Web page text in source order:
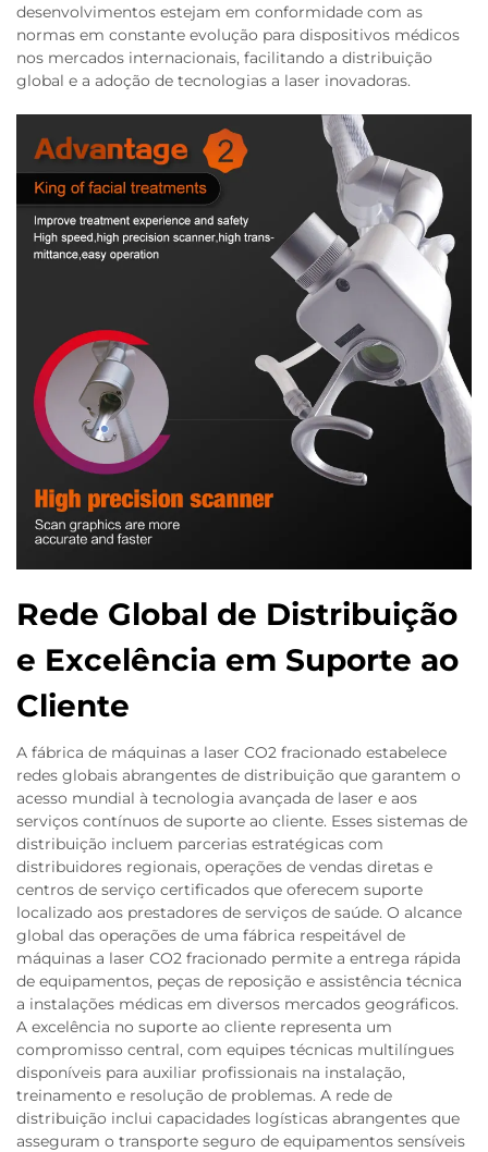
desenvolvimentos estejam em conformidade com as
normas em constante evolução para dispositivos médicos
nos mercados internacionais, facilitando a distribuição
global e a adoção de tecnologias a laser inovadoras.
Rede Global de Distribuição
e Excelência em Suporte ao
Cliente
A fábrica de máquinas a laser CO2 fracionado estabelece
redes globais abrangentes de distribuição que garantem o
acesso mundial à tecnologia avançada de laser e aos
serviços contínuos de suporte ao cliente. Esses sistemas de
distribuição incluem parcerias estratégicas com
distribuidores regionais, operações de vendas diretas e
centros de serviço certificados que oferecem suporte
localizado aos prestadores de serviços de saúde. O alcance
global das operações de uma fábrica respeitável de
máquinas a laser CO2 fracionado permite a entrega rápida
de equipamentos, peças de reposição e assistência técnica
a instalações médicas em diversos mercados geográficos.
A excelência no suporte ao cliente representa um
compromisso central, com equipes técnicas multilíngues
disponíveis para auxiliar profissionais na instalação,
treinamento e resolução de problemas. A rede de
distribuição inclui capacidades logísticas abrangentes que
asseguram o transporte seguro de equipamentos sensíveis